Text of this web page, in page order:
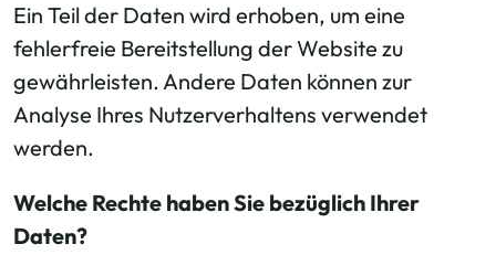
Ein Teil der Daten wird erhoben, um eine
fehlerfreie Bereitstellung der Website zu
gewährleisten. Andere Daten können zur
Analyse Ihres Nutzerverhaltens verwendet
werden.
Welche Rechte haben Sie bezüglich Ihrer
Daten?